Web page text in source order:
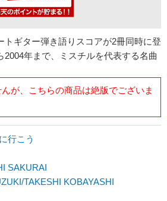
トギター弾き語りスコアが2冊同時に登
2004年まで、ミスチルを代表する名曲
が、こちらの商品は絶版でございま
行こう
SAKURAI
TAKESHI KOBAYASHI